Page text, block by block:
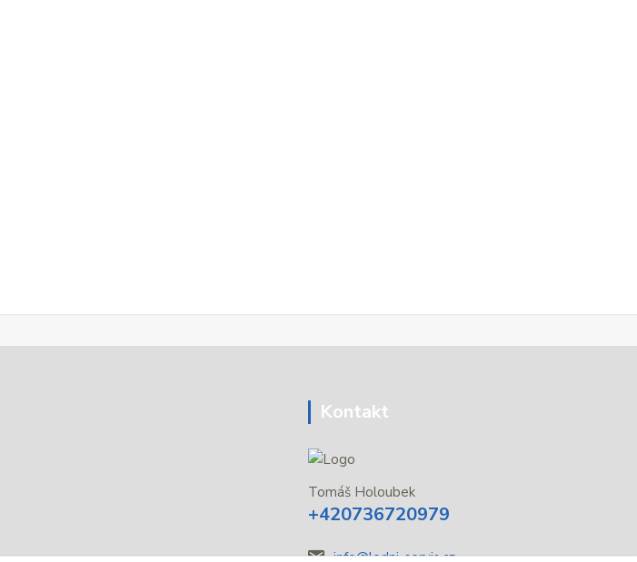
Kontakt
Tomáš Holoubek
+420736720979
info@lodni-servis.cz